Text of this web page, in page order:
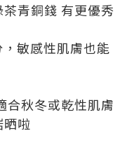
青銅錢 有更優秀
敏感性肌膚也能
合秋冬或乾性肌膚
啦